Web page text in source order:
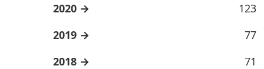
2020
123
2019
77
2018
71